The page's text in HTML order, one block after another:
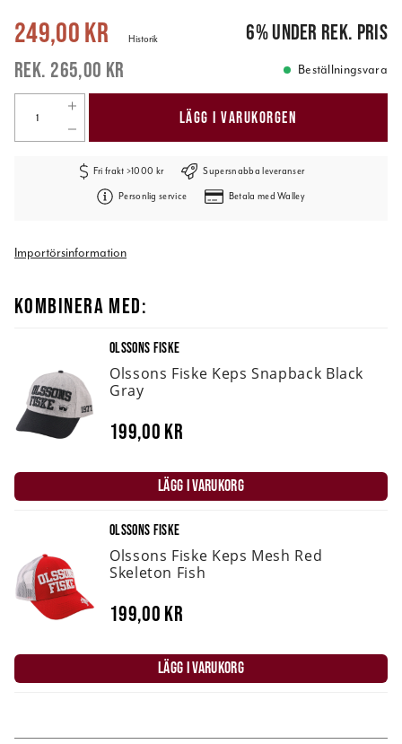
Nuvarande pris:249,00 kr 265,00 kr
249,00 kr
265,00 kr
Historik 6%under rek. pris
Beställningsvara
LÄGG I VARUKORGEN
Fri frakt >1000 kr Supersnabba leveranser
Personlig service Betala med Walley
Importörsinformation
KOMBINERA MED:
OLSSONS FISKE
Olssons Fiske Keps Snapback Black
Gray
199,00 kr
LÄGG I VARUKORG
OLSSONS FISKE
Olssons Fiske Keps Mesh Red
Skeleton Fish
199,00 kr
LÄGG I VARUKORG